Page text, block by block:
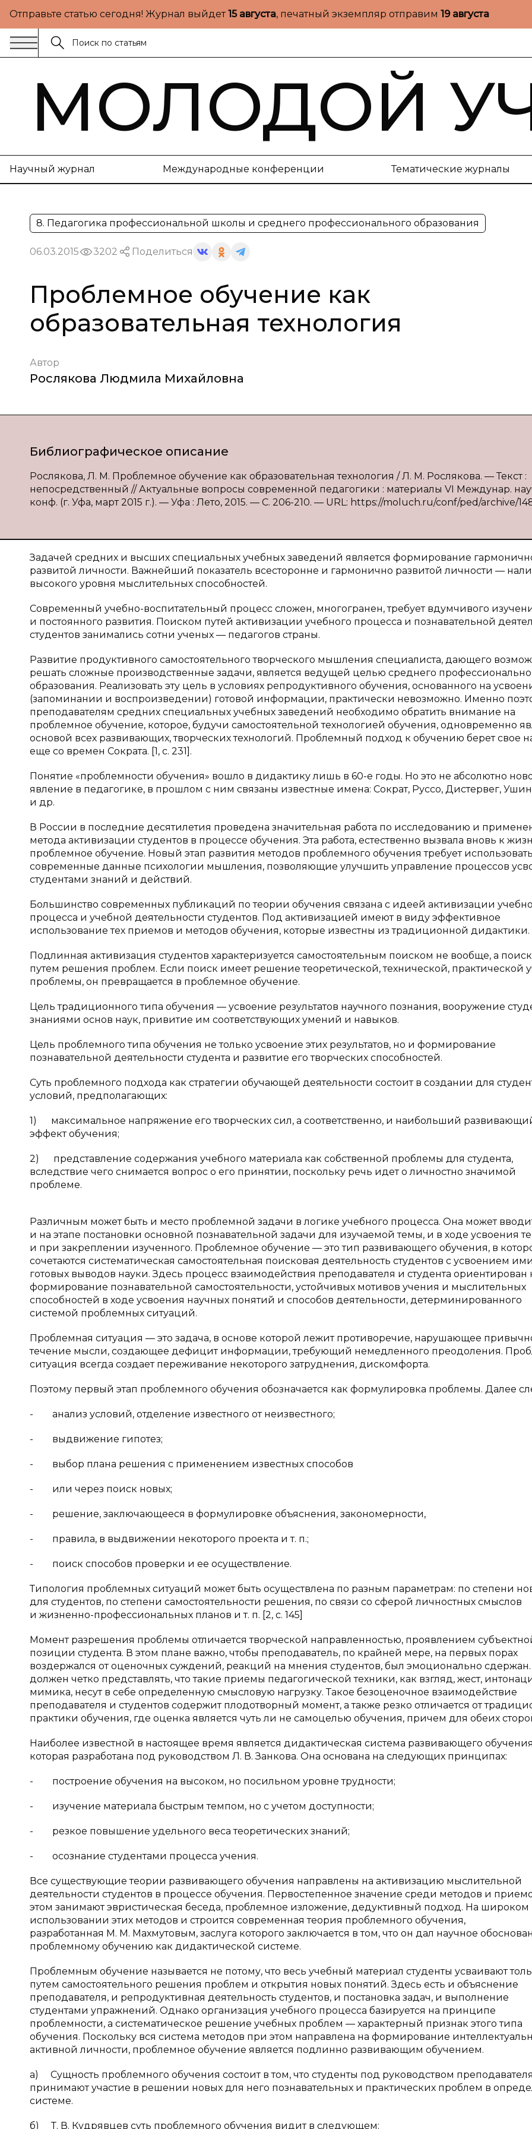
Отправьте статью сегодня! Журнал выйдет15 августа, печатный экземпляр отправим 19 августа
МОЛОДОЙ
Научный журнал Международные конференции Тематические журналы
8. Педагогика профессиональной школы и среднего профессионального образования
06.03.2015 3202 Поделиться
Проблемное обучение как
образовательная технология
Автор
Рослякова Людмила Михайловна
Библиографическое описание
Рослякова, Л. М. Проблемное обучение как образовательная технология / Л. М. Рослякова. — Текст :
непосредственный // Актуальные вопросы современной педагогики : материалы VI Междунар.
конф. (г. Уфа, март 2015 г.). — Уфа : Лето, 2015. — С. 206-210. — URL: https://moluch.ru/conf/ped/archive/
Задачей средних и высших специальных учебных заведений является формирование
развитой личности. Важнейший показатель всесторонне и гармонично развитой личности —
высокого уровня мыслительных способностей.
Современный учебно-воспитательный процесс сложен, многогранен, требует вдумчивого
и постоянного развития. Поиском путей активизации учебного процесса и познавательной
студентов занимались сотни ученых — педагогов страны.
Развитие продуктивного самостоятельного творческого мышления специалиста, дающего
решать сложные производственные задачи, является ведущей целью среднего
образования. Реализовать эту цель в условиях репродуктивного обучения, основанного на
(запоминании и воспроизведении) готовой информации, практически невозможно. Именно
преподавателям средних специальных учебных заведений необходимо обратить внимание на
проблемное обучение, которое, будучи самостоятельной технологией обучения, одновременно
основой всех развивающих, творческих технологий. Проблемный подход к обучению берет свое
еще со времен Сократа. [1, c. 231].
Понятие «проблемности обучения» вошло в дидактику лишь в 60-е годы. Но это не абсолютно
явление в педагогике, в прошлом с ним связаны известные имена: Сократ, Руссо, Дистервег,
и др.
В России в последние десятилетия проведена значительная работа по исследованию и
метода активизации студентов в процессе обучения. Эта работа, естественно вызвала вновь к
проблемное обучение. Новый этап развития методов проблемного обучения требует использовать
современные данные психологии мышления, позволяющие улучшить управление процессов
студентами знаний и действий.
Большинство современных публикаций по теории обучения связана с идеей активизации
процесса и учебной деятельности студентов. Под активизацией имеют в виду эффективное
использование тех приемов и методов обучения, которые известны из традиционной дидактики.
Подлинная активизация студентов характеризуется самостоятельным поиском не вообще, а
путем решения проблем. Если поиск имеет решение теоретической, технической, практической
проблемы, он превращается в проблемное обучение.
Цель традиционного типа обучения — усвоение результатов научного познания, вооружение
знаниями основ наук, привитие им соответствующих умений и навыков.
Цель проблемного типа обучения не только усвоение этих результатов, но и формирование
познавательной деятельности студента и развитие его творческих способностей.
Суть проблемного подхода как стратегии обучающей деятельности состоит в создании для
условий, предполагающих:
1) максимальное напряжение его творческих сил, а соответственно, и наибольший
эффект обучения;
2) представление содержания учебного материала как собственной проблемы для студента,
вследствие чего снимается вопрос о его принятии, поскольку речь идет о личностно значимой
проблеме.
Различным может быть и место проблемной задачи в логике учебного процесса. Она может
и на этапе постановки основной познавательной задачи для изучаемой темы, и в ходе усвоения
и при закреплении изученного. Проблемное обучение — это тип развивающего обучения, в
сочетаются систематическая самостоятельная поисковая деятельность студентов с усвоением ими
готовых выводов науки. Здесь процесс взаимодействия преподавателя и студента ориентирован
формирование познавательной самостоятельности, устойчивых мотивов учения и мыслительных
способностей в ходе усвоения научных понятий и способов деятельности, детерминированного
системой проблемных ситуаций.
Проблемная ситуация — это задача, в основе которой лежит противоречие, нарушающее
течение мысли, создающее дефицит информации, требующий немедленного преодоления.
ситуация всегда создает переживание некоторого затруднения, дискомфорта.
Поэтому первый этап проблемного обучения обозначается как формулировка проблемы. Далее
- анализ условий, отделение известного от неизвестного;
- выдвижение гипотез;
- выбор плана решения с применением известных способов
- или через поиск новых;
- решение, заключающееся в формулировке объяснения, закономерности,
- правила, в выдвижении некоторого проекта и т. п.;
- поиск способов проверки и ее осуществление.
Типология проблемных ситуаций может быть осуществлена по разным параметрам: по степени
для студентов, по степени самостоятельности решения, по связи со сферой личностных смыслов
и жизненно-профессиональных планов и т. п. [2, c. 145]
Момент разрешения проблемы отличается творческой направленностью, проявлением
позиции студента. В этом плане важно, чтобы преподаватель, по крайней мере, на первых порах
воздержался от оценочных суждений, реакций на мнения студентов, был эмоционально
должен четко представлять, что такие приемы педагогической техники, как взгляд, жест,
мимика, несут в себе определенную смысловую нагрузку. Такое безоценочное взаимодействие
преподавателя и студентов содержит плодотворный момент, а также резко отличается от
практики обучения, где оценка является чуть ли не самоцелью обучения, причем для обеих
Наиболее известной в настоящее время является дидактическая система развивающего
которая разработана под руководством Л. В. Занкова. Она основана на следующих принципах:
- построение обучения на высоком, но посильном уровне трудности;
- изучение материала быстрым темпом, но с учетом доступности;
- резкое повышение удельного веса теоретических знаний;
- осознание студентами процесса учения.
Все существующие теории развивающего обучения направлены на активизацию мыслительной
деятельности студентов в процессе обучения. Первостепенное значение среди методов и
этом занимают эвристическая беседа, проблемное изложение, дедуктивный подход. На широком
использовании этих методов и строится современная теория проблемного обучения,
разработанная М. М. Махмутовым, заслуга которого заключается в том, что он дал научное
проблемному обучению как дидактической системе.
Проблемным обучение называется не потому, что весь учебный материал студенты усваивают
путем самостоятельного решения проблем и открытия новых понятий. Здесь есть и объяснение
преподавателя, и репродуктивная деятельность студентов, и постановка задач, и выполнение
студентами упражнений. Однако организация учебного процесса базируется на принципе
проблемности, а систематическое решение учебных проблем — характерный признак этого типа
обучения. Поскольку вся система методов при этом направлена на формирование
активной личности, проблемное обучение является подлинно развивающим обучением.
а) Сущность проблемного обучения состоит в том, что студенты под руководством преподавателя
принимают участие в решении новых для него познавательных и практических проблем в
системе.
б) Т. В. Кудрявцев суть проблемного обучения видит в следующем: